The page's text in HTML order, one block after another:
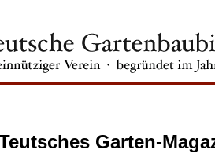
Garten-